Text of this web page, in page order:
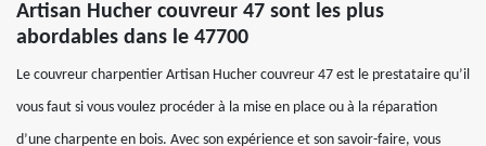
Artisan Hucher couvreur 47 sont les plus
abordables dans le 47700
Le couvreur charpentier Artisan Hucher couvreur 47 est le prestataire qu’il
vous faut si vous voulez procéder à la mise en place ou à la réparation
d’une charpente en bois. Avec son expérience et son savoir-faire, vous